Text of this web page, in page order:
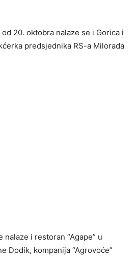
20. oktobra nalaze se i Gorica i
predsjednika RS-a Milorada
i restoran “Agape” u
Dodik, kompanija “Agrovoće”